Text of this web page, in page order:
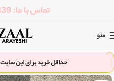
تماس با ما: 09184452339
منو
حداقل خرید برای این سایت